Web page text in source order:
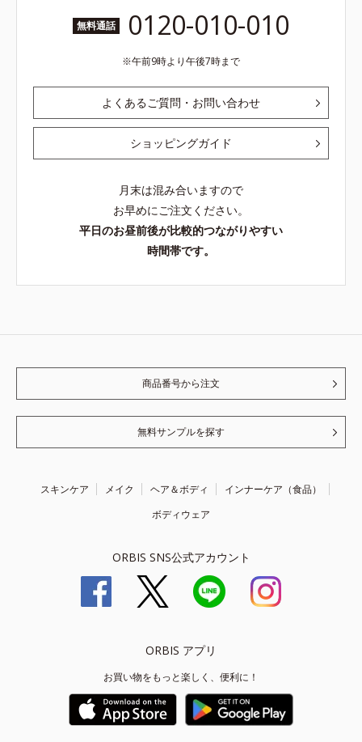
無料通話 0120-010-010
午前9時より午後7時まで
よくあるご質問・お問い合わせ
ショッピングガイド
月末は混み合いますので
お早めにご注文ください。
平日のお昼前後が比較的つながりやすい
時間帯です。
商品番号から注文
無料サンプルを探す
スキンケア メイク ヘア＆ボディ
インナーケア（食品）
ボディウェア
ORBIS SNS公式アカウント
ORBIS アプリ
お買い物をもっと楽しく、便利に！